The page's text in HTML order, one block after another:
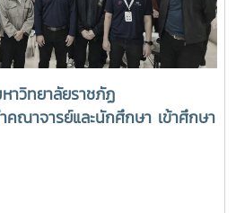
าวิทยาลัยราชภัฏ
ณาจารย์และนักศึกษา เข้าศึกษา